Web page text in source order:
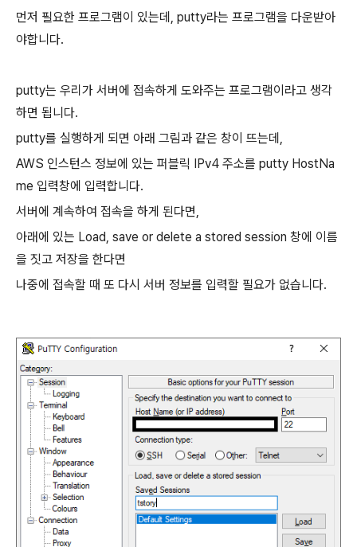
먼저 필요한 프로그램이 있는데, putty라는 프로그램을 다운받아
야합니다.
putty는 우리가 서버에 접속하게 도와주는 프로그램이라고 생각
하면 됩니다.
putty를 실행하게 되면 아래 그림과 같은 창이 뜨는데,
AWS 인스턴스 정보에 있는 퍼블릭 IPv4 주소를 putty HostNa
me 입력창에 입력합니다.
서버에 계속하여 접속을 하게 된다면,
아래에 있는 Load, save or delete a stored session 창에 이름
을 짓고 저장을 한다면
나중에 접속할 때 또 다시 서버 정보를 입력할 필요가 없습니다.